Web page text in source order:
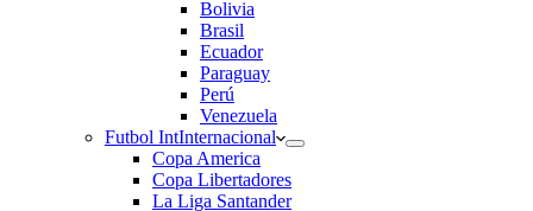
Bolivia
Brasil
Ecuador
Paraguay
Perú
Venezuela
Futbol IntInternacional
Copa America
Copa Libertadores
La Liga Santander